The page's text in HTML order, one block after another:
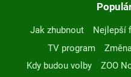
Jak zhubnout Nejlepší
TV program
Kdy budou volby
ZOO